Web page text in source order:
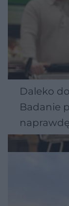
Daleko
Badanie